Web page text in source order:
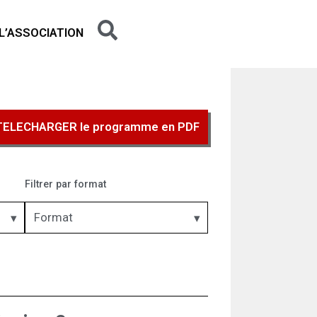
L’ASSOCIATION
le programme en PDF
Filtrer par format
Format